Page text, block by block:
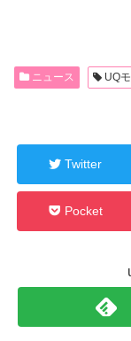
ニュース UQ
Twitter
Pocket